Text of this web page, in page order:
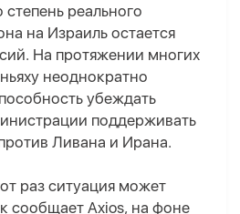
реального
на Израиль остается
На протяжении многих
неоднократно
убеждать
поддерживать
Ливана и Ирана.
раз ситуация может
сообщает Axios, на фоне